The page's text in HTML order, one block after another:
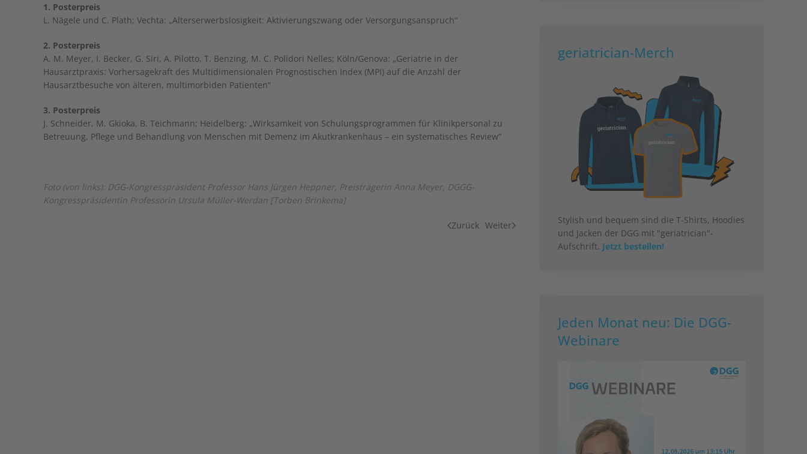
1. Posterpreis
L. Nägele und C. Plath; Vechta: „Alterserwerbslosigkeit: Aktivierungszwang oder Versorgungsanspruch“
2. Posterpreis
A. M. Meyer, I. Becker, G. Siri, A. Pilotto, T. Benzing, M. C. Polidori Nelles; Köln/Genova: „Geriatrie in der
Hausarztpraxis: Vorhersagekraft des Multidimensionalen Prognostischen Index (MPI) auf die Anzahl der
Hausarztbesuche von älteren, multimorbiden Patienten“
3. Posterpreis
J. Schneider, M. Gkioka, B. Teichmann; Heidelberg: „Wirksamkeit von Schulungsprogrammen für Klinikpersonal zu
Betreuung, Pflege und Behandlung von Menschen mit Demenz im Akutkrankenhaus – ein systematisches Review“
Foto (von links): DGG-Kongresspräsident Professor Hans Jürgen Heppner, Preisträgerin Anna Meyer, DGGG-
Kongresspräsidentin Professorin Ursula Müller-Werdan [Torben Brinkema]
Zurück Weiter
geriatrician-Merch
Stylish und bequem sind die T-Shirts, Hoodies
und Jacken der DGG mit "geriatrician"-
Aufschrift. Jetzt bestellen!
Jeden Monat neu: Die DGG-
Webinare